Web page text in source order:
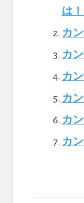
は！
カ
カ
カ
カ
カ
カ